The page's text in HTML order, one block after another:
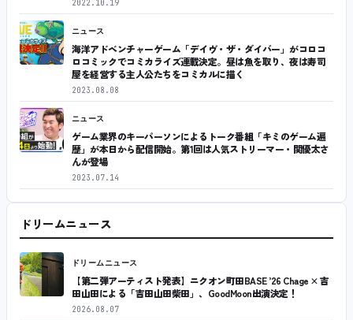
2022.10.19
ニュース
海洋アドベンチャーゲーム「デイヴ・ザ・ダイバー」がコロコ
ロコミックでコミカライズ連載決定。昼は魚を取り、夜は寿司
屋を経営する主人公たちをコミカルに描く
2023.08.08
ニュース
ゲーム業界のキーパーソンによるトーク番組「キミのゲーム遍
歴」が本日から配信開始。第1回は人気ストリーマー・関優太さ
んが登場
2023.07.14
ドリームニュース
ドリームニュース
【第二弾アーティスト発表】ニクオン町田BASE ’26 Chage × 吉
田山田による「吉田山田柴田」、GoodMoon出演決定！
2026.08.07